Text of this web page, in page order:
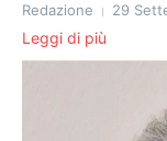
Redazione 29
Leggi di più